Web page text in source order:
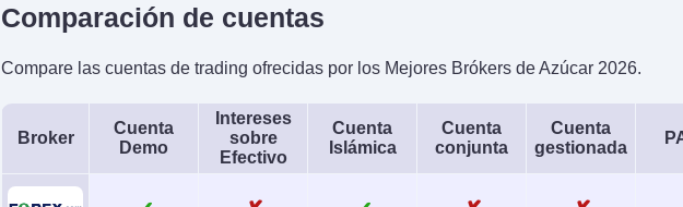
Comparación de cuentas
Compare las cuentas de trading ofrecidas por los Mejores Brókers de Azúcar 2026.
Broker
Cuenta
Demo
Intereses
sobre
Efectivo
Cuenta
Islámica
Cuenta
conjunta
Cuenta
gestionada